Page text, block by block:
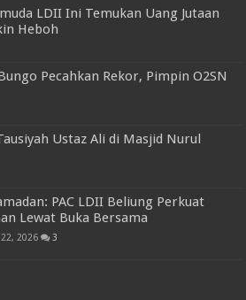
LDII Ini Temukan Uang Jutaan
Heboh
Pecahkan Rekor, Pimpin O2SN
Ustaz Ali di Masjid Nurul
PAC LDII Beliung Perkuat
Lewat Buka Bersama
2026 3